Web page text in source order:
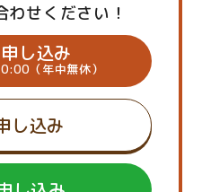
せください！
し込み
（年中無休）
し込み